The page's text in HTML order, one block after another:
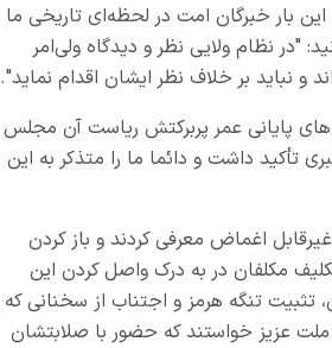
بار خبرگان امت در لحظه‌ای تاریخی ما
"در نظام ولایی نظر و دیدگاه ولی‌امر
نباید بر خلاف نظر ایشان اقدام نماید".
پایانی عمر پربرکتش ریاست آن مجلس
تأکید داشت و دائما ما را متذکر به این
اغماض معرفی کردند و باز کردن
مکلفان در به درک واصل کردن این
تثبیت تنگه هرمز و اجتناب از سخنانی که
عزیز خواستند که حضور با صلابتشان